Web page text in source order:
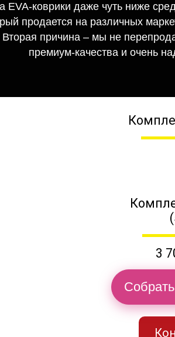
коврики даже чуть ниже
продается на различных
причина – мы не
премиум-качества и очень
3